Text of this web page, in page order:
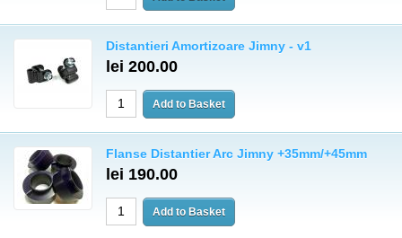
Distantieri Amortizoare Jimny - v1
lei 200.00
Flanse Distantier Arc Jimny +35mm/+45mm
lei 190.00